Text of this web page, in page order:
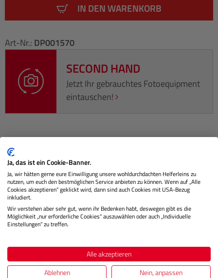
IN DEN WARENKORB
Art-Nr.: DP001570
SECOND HAND
Jetzt Ihr gebrauchtes Fotoequipment
eintauschen!
Beschreibung
FineArt Baryta Satin ist ein hochwertiges FineArt Inkjet
Papier mit seidenglatter Oberfläche. Das naturweiße Papier
besteht…
Herstellerinformationen
Ja, das ist ein Cookie-Banner.
Ja, wir hätten gerne eure Einwilligung unsere wohldurchdachten Helferleins zu
nutzen, um euch den bestmöglichen Service anbieten zu können. Wenn auf „Alle
Cookies akzeptieren“ geklickt wird, dann sind auch Cookies mit USA-Bezug
inkludiert.
Wir verstehen aber sehr gut, wenn ihr Bedenken habt, deswegen gibt es die
Möglichkeit „nur erforderliche Cookies“ auszuwählen oder auch „Individuelle
Einstellungen“ zu treffen.
Alle akzeptieren
Ablehnen
Nein, anpassen